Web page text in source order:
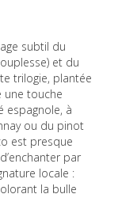
subtil du
et du
trilogie, plantée
une touche
espagnole, à
ou du pinot
est presque
par
locale :
la bulle